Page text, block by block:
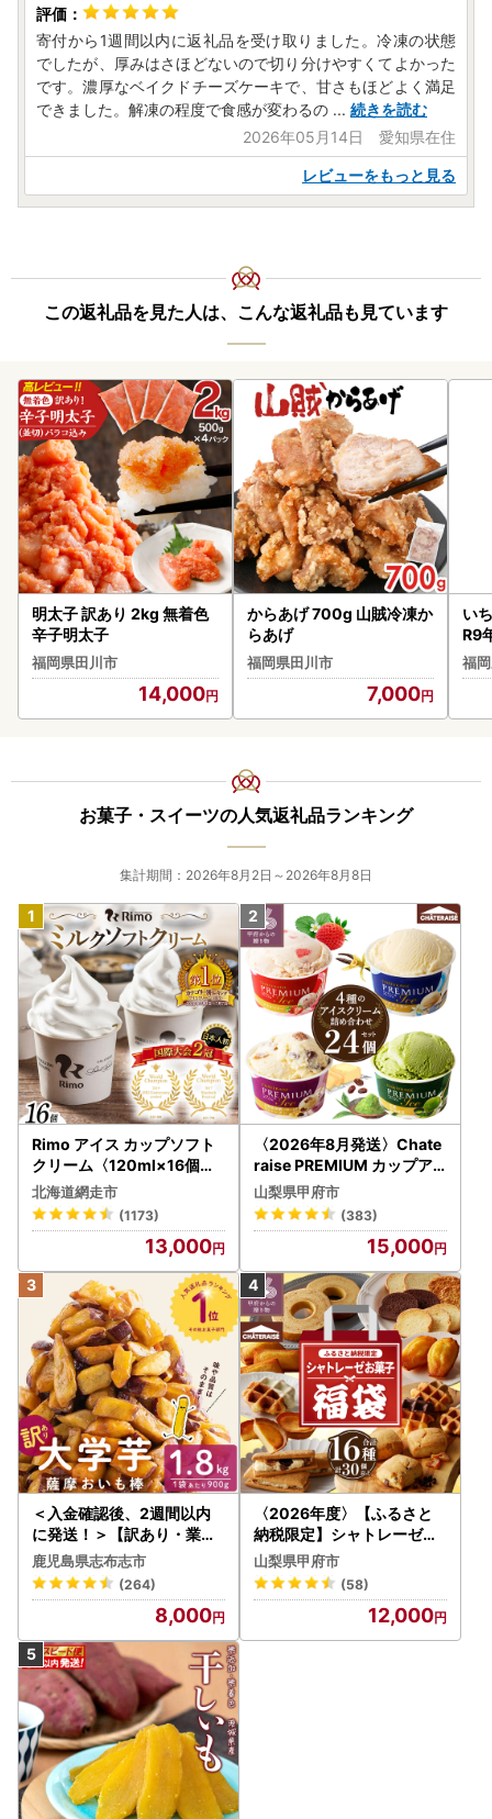
寄付から1週間以内に返礼品を受け取りました。冷凍の状態
でしたが、厚みはさほどないので切り分けやすくてよかった
です。濃厚なベイクドチーズケーキで、甘さもほどよく満足
できました。解凍の程度で食感が変わるの ... 続きを読む
2026年05月14日 愛知県在住
レビューをもっと見る
この返礼品を見た人は、こんな返礼品も見ています
明太子 訳あり 2kg 無着色
辛子明太子
福岡県田川市
14,000
からあげ 700g 山賊冷凍か
らあげ
福岡県田川市
7,000
い
R9
ご
福
お菓子・スイーツの人気返礼品ランキング
集計期間：2026年8月2日～2026年8月8日
Rimo アイス カップソフト
クリーム〈120ml×16個〉
ABA002 | アイス
北海道網走市
(1173)
13,000
〈2026年8月発送〉Chate
raise PREMIUM カップア
イス 詰合せ 4種 24個 アイ
ス
山梨県甲府市
(383)
15,000
＜入金確認後、2週間以内
に発送！＞【訳あり・業務
用】薩摩おいも棒セット 計
1.8kg(900g×2袋) p8-142
-2w
鹿児島県志布志市
(264)
8,000
〈2026年度〉【ふるさと
納税限定】シャトレーゼ人
気お菓子勢ぞろい!! お菓子
福箱 シャトレーゼ
山梨県甲府市
(58)
12,000